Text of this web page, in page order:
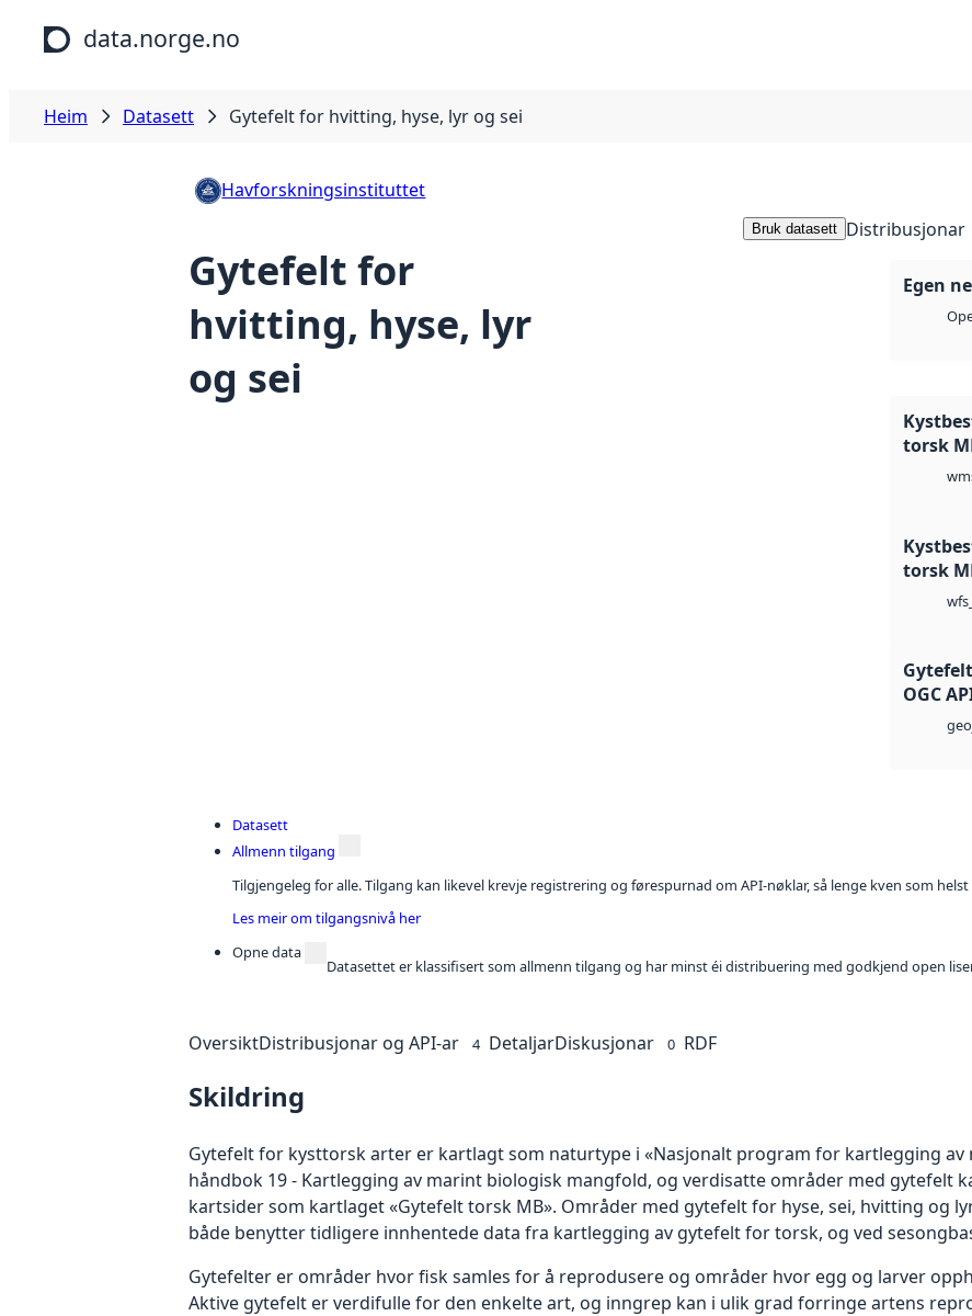
Hopp til hovudinnhald
data.norge.no
Heim Datasett Gytefelt for hvitting, hyse, lyr og sei
Havforskningsinstituttet
Gytefelt for
hvitting, hyse, lyr
og sei
Bruk datasett Distribusjonar
Egen
torsk
torsk
OGC
Datasett
Allmenn tilgang
Tilgjengeleg for alle. Tilgang kan likevel krevje registrering og førespurnad om API-nøklar, så lenge kven som
Les meir om tilgangsnivå her
Opne data
Datasettet er klassifisert som allmenn tilgang og har minst éi distribuering med godkjend open
OversiktDistribusjonar og API-ar 4 DetaljarDiskusjonar 0 RDF
Skildring
Gytefelt for kysttorsk arter er kartlagt som naturtype i «Nasjonalt program for kartlegging av
håndbok 19 - Kartlegging av marint biologisk mangfold, og verdisatte områder med gytefelt
kartsider som kartlaget «Gytefelt torsk MB». Områder med gytefelt for hyse, sei, hvitting og
både benytter tidligere innhentede data fra kartlegging av gytefelt for torsk, og ved
Gytefelter er områder hvor fisk samles for å reprodusere og områder hvor egg og larver
Aktive gytefelt er verdifulle for den enkelte art, og inngrep kan i ulik grad forringe artens